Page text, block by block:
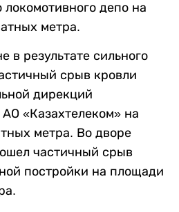
локомотивного депо на
метра.
в результате сильного
срыв кровли
дирекций
«Казахтелеком» на
метра. Во дворе
частичный срыв
постройки на площади